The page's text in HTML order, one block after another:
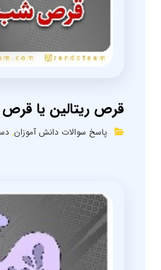
قرص ریتالین یا
پاسخ سوالات دانش آموزان,